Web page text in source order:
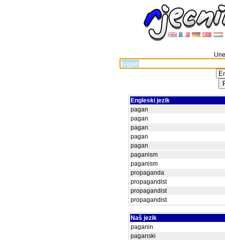
Engleski jezik
pagan
pagan
pagan
pagan
pagan
paganism
paganism
propaganda
propagandist
propagandist
propagandist
Naš jezik
paganin
paganski